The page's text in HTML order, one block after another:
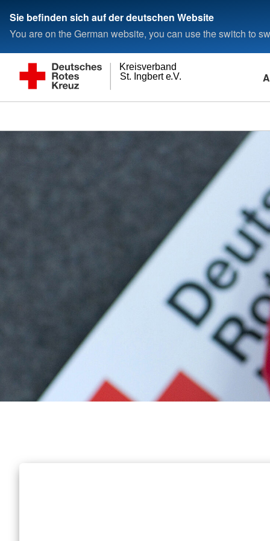
Sie befinden sich auf der deutschen Website
You are on the German website, you can use the switch to
St. Ingbert e.V.
Kreisverband